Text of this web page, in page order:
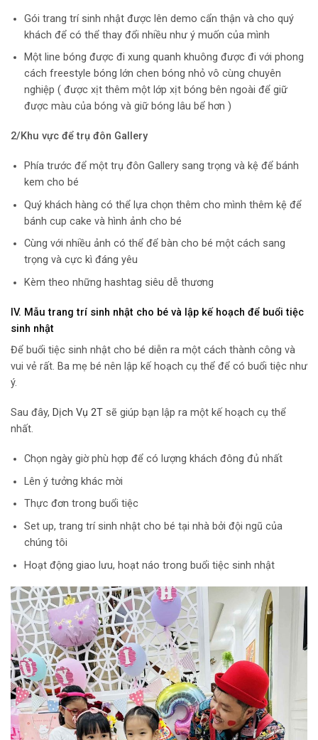
Gói trang trí sinh nhật được lên demo cẩn thận và cho quý
khách để có thể thay đổi nhiều như ý muốn của mình
Một line bóng được đi xung quanh khuông được đi với phong
cách freestyle bóng lớn chen bóng nhỏ vô cùng chuyên
nghiệp ( được xịt thêm một lớp xịt bóng bên ngoài để giữ
được màu của bóng và giữ bóng lâu bể hơn )
2/Khu vực để trụ đôn Gallery
Phía trước để một trụ đôn Gallery sang trọng và kệ để bánh
kem cho bé
Quý khách hàng có thể lựa chọn thêm cho mình thêm kệ để
bánh cup cake và hình ảnh cho bé
Cùng với nhiều ảnh có thể để bàn cho bé một cách sang
trọng và cực kì đáng yêu
Kèm theo những hashtag siêu dễ thương
IV. Mẫu trang trí sinh nhật cho bé và lập kế hoạch để buổi tiệc
sinh nhật
Để buổi tiệc sinh nhật cho bé diễn ra một cách thành công và
vui vẻ rất. Ba mẹ bé nên lập kế hoạch cụ thể để có buổi tiệc như
ý.
Sau đây, Dịch Vụ 2T sẽ giúp bạn lập ra một kế hoạch cụ thể
nhất.
Chọn ngày giờ phù hợp để có lượng khách đông đủ nhất
Lên ý tưởng khác mời
Thực đơn trong buổi tiệc
Set up, trang trí sinh nhật cho bé tại nhà bởi đội ngũ của
chúng tôi
Hoạt động giao lưu, hoạt náo trong buổi tiệc sinh nhật